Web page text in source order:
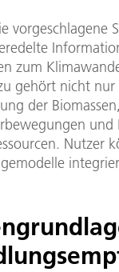
vorgeschlagene
zum
gehört nicht nur
der
Nutzer